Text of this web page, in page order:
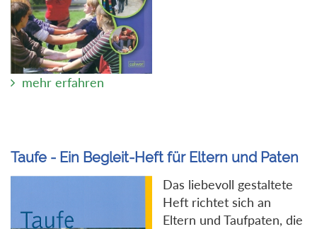
mehr erfahren
Taufe - Ein Begleit-Heft für Eltern und Paten
Das liebevoll gestaltete
Heft richtet sich an
Eltern und Taufpaten, die